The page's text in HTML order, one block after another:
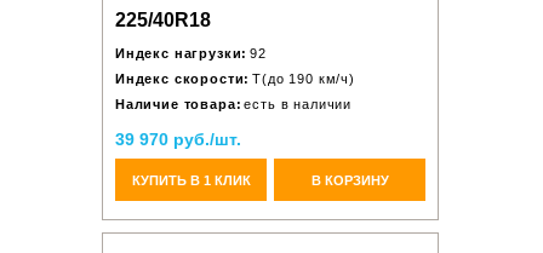
225/40R18
Индекс нагрузки: 92
Индекс скорости: T(до 190 км/ч)
Наличие товара: есть в наличии
39 970 руб./шт.
КУПИТЬ В 1 КЛИК В КОРЗИНУ